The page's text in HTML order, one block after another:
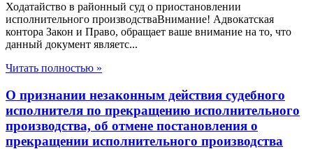
Ходатайство в районный суд о приостановлении
исполнительного производстваВнимание! Адвокатская
контора Закон и Право, обращает ваше внимание на то, что
данный документ являетс...
Читать полностью »
О признании незаконным действия судебного
исполнителя по прекращению исполнительного
производства, об отмене постановления о
прекращении исполнительного производства